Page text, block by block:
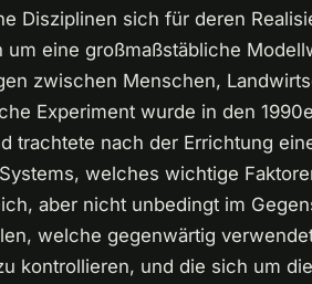
Disziplinen sich für deren
um eine großmaßstäbliche
zwischen Menschen,
Experiment wurde in den
trachtete nach der Errichtung
welches wichtige
aber nicht unbedingt im
welche gegenwärtig
kontrollieren, und die sich um